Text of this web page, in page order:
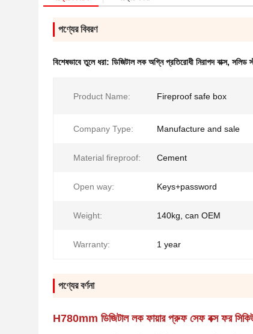
পণ্যের বিবরণ
বিশেষভাবে তুলে ধরা: ডিজিটাল লক অগ্নি প্রতিরোধী নিরাপদ বাক্স, সলিড
Product Name: Fireproof safe box
Company Type: Manufacture and sale
Material fireproof: Cement
Open way: Keys+password
Weight: 140kg, can OEM
Warranty: 1 year
পণ্যের বর্ণনা
H780mm ডিজিটাল লক ফায়ার প্রুফ সেফ বক্স ফর